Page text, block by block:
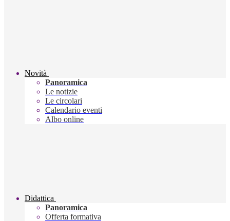
Novità
Panoramica
Le notizie
Le circolari
Calendario eventi
Albo online
Didattica
Panoramica
Offerta formativa